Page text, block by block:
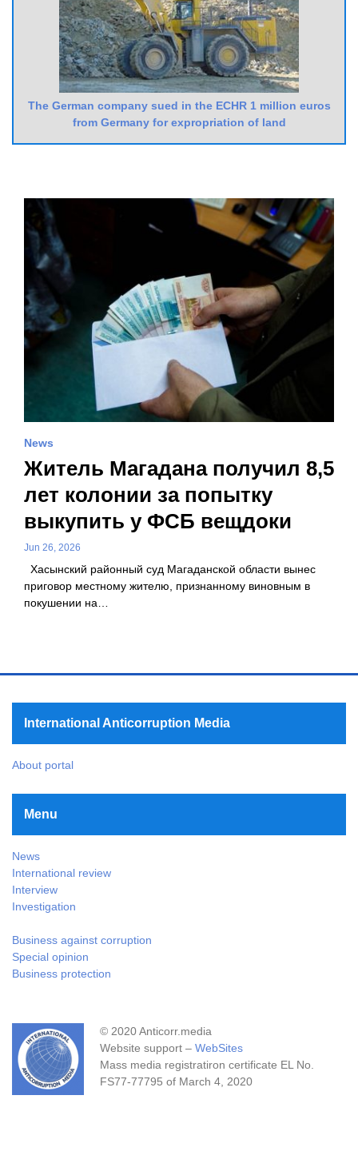
The German company sued in the ECHR 1 million euros
from Germany for expropriation of land
News
Житель Магадана получил 8,5
лет колонии за попытку
выкупить у ФСБ вещдоки
Jun 26, 2026
Хасынский районный суд Магаданской области вынес
приговор местному жителю, признанному виновным в
покушении на…
International Anticorruption Media
About portal
Menu
News
International review
Interview
Investigation
Business against corruption
Special opinion
Business protection
© 2020 Anticorr.media
Website support – WebSites
Mass media registratiron certificate EL No.
FS77-77795 of March 4, 2020